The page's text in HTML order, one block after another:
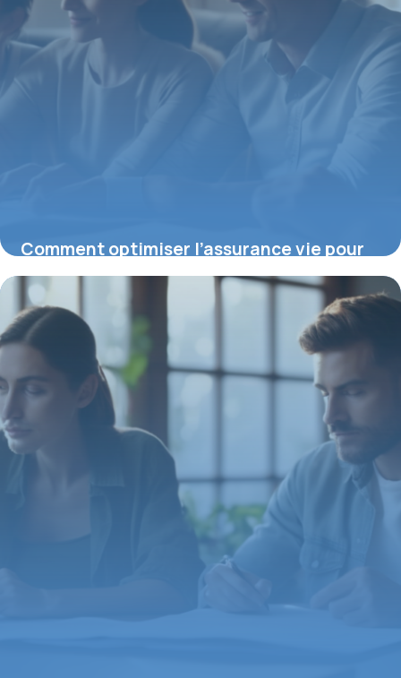
Comment optimiser l’assurance vie pour
réduire les frais de succession
25 décembre 2025